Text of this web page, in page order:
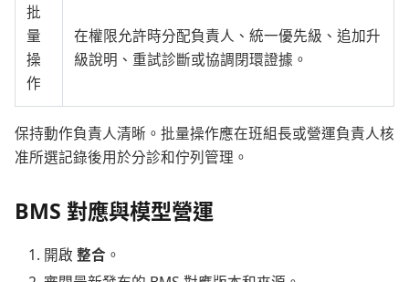
批
量
操
作
在權限允許時分配負責人、統一優先級、追加升
級說明、重試診斷或協調閉環證據。
保持動作負責人清晰。批量操作應在班組長或營運負責人核
准所選記錄後用於分診和佇列管理。
BMS 對應與模型營運
開啟 整合 。